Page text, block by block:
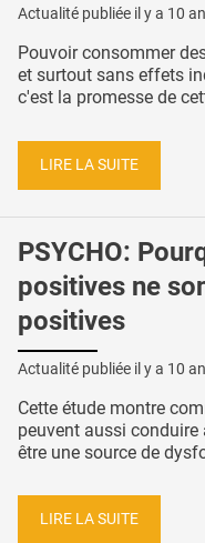
Actualité publiée il y a 10
Pouvoir consommer
et surtout sans effets
c'est la promesse de
LIRE LA SUITE
PSYCHO:
positives ne
positives
Actualité publiée il y a 10
Cette étude montre
peuvent aussi
être une source de
LIRE LA SUITE